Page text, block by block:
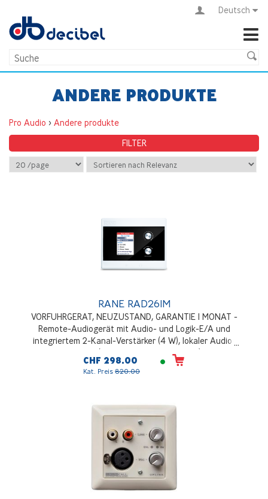
Deutsch
ANDERE PRODUKTE
Pro Audio > Andere produkte
FILTER
RANE RAD26IM
VORFUHRGERAT, NEUZUSTAND, GARANTIE 1 MONAT -
Remote-Audiogerät mit Audio- und Logik-E/A und
integriertem 2-Kanal-Verstärker (4 W), lokaler Audio-
Line-Eingang (Smartphone, Laptop, MP3), zwei
symmetrische Euroblock-Eingänge MIC / LINE / LINE+,
Pegelregelung und Quellenwahl
CHF 298.00
Kat. Preis 820.00